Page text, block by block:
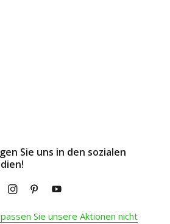
Sie uns in den sozialen
Sie unsere Aktionen nicht